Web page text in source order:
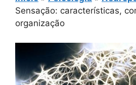
Sensação: características,
organização